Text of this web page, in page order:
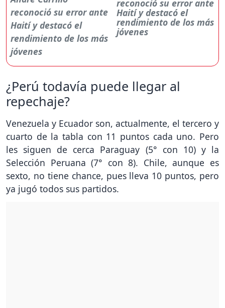
reconoció su error ante
Haití y destacó el
rendimiento de los más
jóvenes
¿Perú todavía puede llegar al
repechaje?
Venezuela y Ecuador son, actualmente, el tercero y
cuarto de la tabla con 11 puntos cada uno. Pero
les siguen de cerca Paraguay (5° con 10) y la
Selección Peruana (7° con 8). Chile, aunque es
sexto, no tiene chance, pues lleva 10 puntos, pero
ya jugó todos sus partidos.